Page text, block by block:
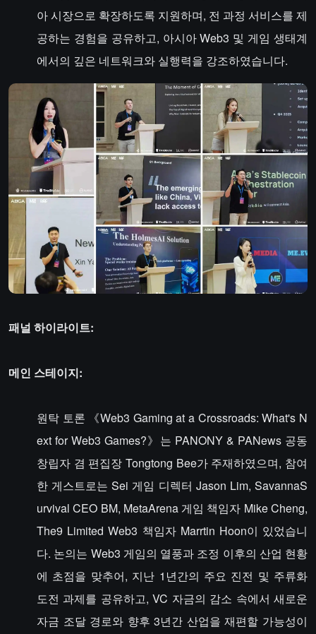
아 시장으로 확장하도록 지원하며, 전 과정 서비스를 제
공하는 경험을 공유하고, 아시아 Web3 및 게임 생태계
에서의 깊은 네트워크와 실행력을 강조하였습니다.
패널 하이라이트:
메인 스테이지:
원탁 토론 《Web3 Gaming at a Crossroads: What's N
ext for Web3 Games?》는 PANONY & PANews 공동
창립자 겸 편집장 Tongtong Bee가 주재하였으며, 참여
한 게스트로는 Sei 게임 디렉터 Jason Lim, SavannaS
urvival CEO BM, MetaArena 게임 책임자 Mike Cheng,
The9 Limited Web3 책임자 Marrtin Hoon이 있었습니
다. 논의는 Web3 게임의 열풍과 조정 이후의 산업 현황
에 초점을 맞추어, 지난 1년간의 주요 진전 및 주류화
도전 과제를 공유하고, VC 자금의 감소 속에서 새로운
자금 조달 경로와 향후 3년간 산업을 재편할 가능성이